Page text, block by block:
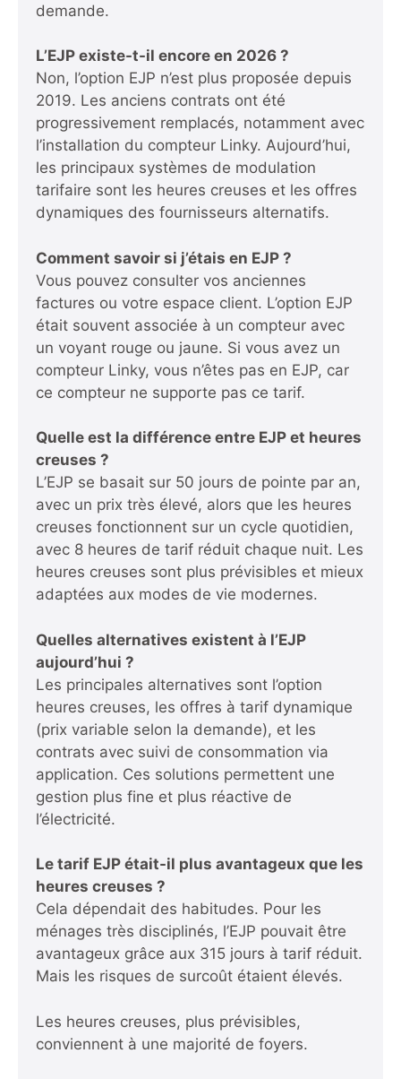
demande.
L’EJP existe-t-il encore en 2026 ?
Non, l’option EJP n’est plus proposée depuis
2019. Les anciens contrats ont été
progressivement remplacés, notamment avec
l’installation du compteur Linky. Aujourd’hui,
les principaux systèmes de modulation
tarifaire sont les heures creuses et les offres
dynamiques des fournisseurs alternatifs.
Comment savoir si j’étais en EJP ?
Vous pouvez consulter vos anciennes
factures ou votre espace client. L’option EJP
était souvent associée à un compteur avec
un voyant rouge ou jaune. Si vous avez un
compteur Linky, vous n’êtes pas en EJP, car
ce compteur ne supporte pas ce tarif.
Quelle est la différence entre EJP et heures
creuses ?
L’EJP se basait sur 50 jours de pointe par an,
avec un prix très élevé, alors que les heures
creuses fonctionnent sur un cycle quotidien,
avec 8 heures de tarif réduit chaque nuit. Les
heures creuses sont plus prévisibles et mieux
adaptées aux modes de vie modernes.
Quelles alternatives existent à l’EJP
aujourd’hui ?
Les principales alternatives sont l’option
heures creuses, les offres à tarif dynamique
(prix variable selon la demande), et les
contrats avec suivi de consommation via
application. Ces solutions permettent une
gestion plus fine et plus réactive de
l’électricité.
Le tarif EJP était-il plus avantageux que les
heures creuses ?
Cela dépendait des habitudes. Pour les
ménages très disciplinés, l’EJP pouvait être
avantageux grâce aux 315 jours à tarif réduit.
Mais les risques de surcoût étaient élevés.
Les heures creuses, plus prévisibles,
conviennent à une majorité de foyers.